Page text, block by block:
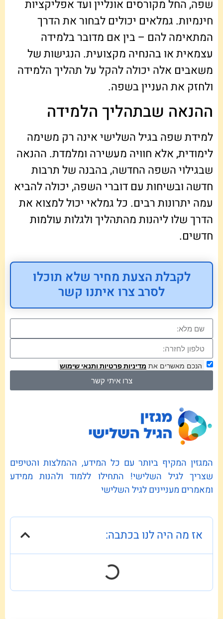
שפה, החל מקורסים אונליין ועד אפליקציות
חינמיות. גמלאים יכולים לבחור את הדרך
המתאימה להם – בין אם מדובר בלמידה
עצמאית או בהנחיה מקצועית. הנגישות של
משאבים אלה יכולה להקל על תהליך הלמידה
ולחזק את העניין בשפה.
ההנאה שבתהליך הלמידה
למידת שפה בגיל השלישי אינה רק משימה
לימודית, אלא חוויה מעשירה ומלמדת. ההנאה
שבגילוי השפה החדשה, בהבנה של תרבות
חדשה ובשיחות עם דוברי השפה, יכולה להביא
עמה יתרונות רבים. כל גמלאי יכול למצוא את
הדרך שלו ליהנות מהתהליך ולגלות עולמות
חדשים.
לקבלת הצעת מחיר שלא תוכלו
לסרב צרו איתנו קשר
הנכם מאשרים את מדיניות פרטיות ותנאי שימוש
צרו איתי קשר
המגזין המקיף ביותר עם כל המידע, ההמלצות והטיפים
שצריך לגיל השלישי! התחילו ללמוד ולהנות ממידע
ומאמרים מעניינים לגיל השלישי
אז מה היה לנו בכתבה: